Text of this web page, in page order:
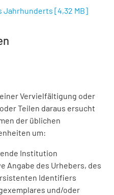
Jahrhunderts [4,32 MB]
Vervielfältigung oder
Teilen daraus ersucht
der üblichen
um:
Institution
Angabe des Urhebers, des
Identifiers
und/oder